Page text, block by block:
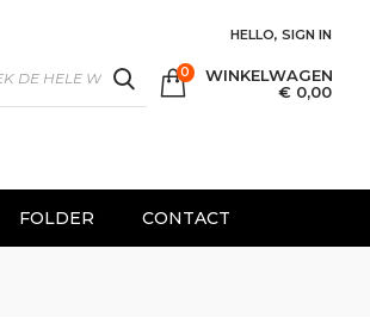
HELLO, SIGN IN
SEARCH WINKELWAGEN
€ 0,00
0
FOLDER CONTACT